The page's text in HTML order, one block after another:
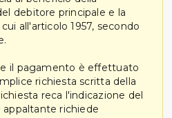
debitore principale e la
all'articolo 1957, secondo
il pagamento è effettuato
richiesta scritta della
reca l'indicazione del
richiede